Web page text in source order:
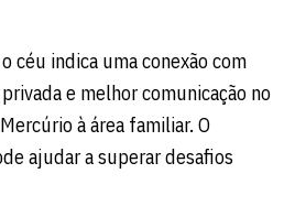
céu indica uma conexão com
e melhor comunicação no
à área familiar. O
ajudar a superar desafios